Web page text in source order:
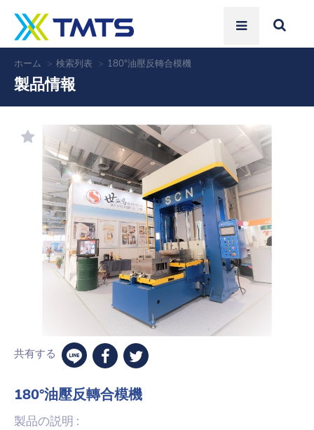
ホーム 検索列表 180°油壓反轉合模機
製品情報
共有する
180°油壓反轉合模機
製品の説明 :